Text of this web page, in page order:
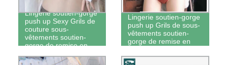
Les femmes de la
Lingerie soutien-gorge
push up Sexy Grils de
couture sous-
vêtements soutien-
gorge de remise en
Sexy femmes Couture
Lingerie soutien-gorge
push up Grils de sous-
vêtements soutien-
gorge de remise en